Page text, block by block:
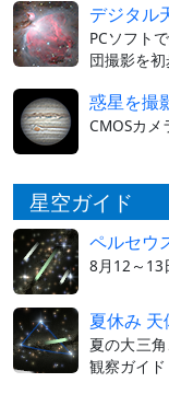
デジタル
PCソフト
団撮影を
惑星を撮
CMOSカ
星空ガイド
ペルセウ
8月12～13
夏休み
夏の大三
観察ガイド